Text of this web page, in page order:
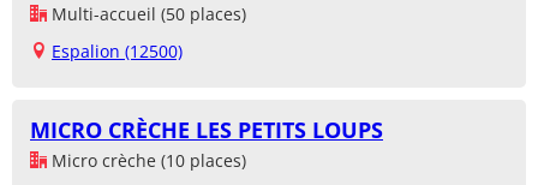
Multi-accueil (50 places)
Espalion (12500)
MICRO CRÈCHE LES PETITS LOUPS
Micro crèche (10 places)